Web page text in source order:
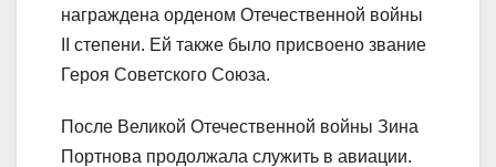
награждена орденом Отечественной войны
II степени. Ей также было присвоено звание
Героя Советского Союза.
После Великой Отечественной войны Зина
Портнова продолжала служить в авиации.